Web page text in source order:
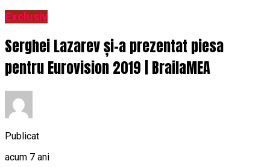
Exclusiv
Serghei Lazarev și-a prezentat piesa
pentru Eurovision 2019 | BrailaMEA
Publicat
acum 7 ani